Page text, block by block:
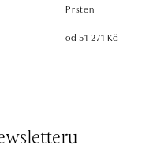
Prsten
od 51 271 Kč